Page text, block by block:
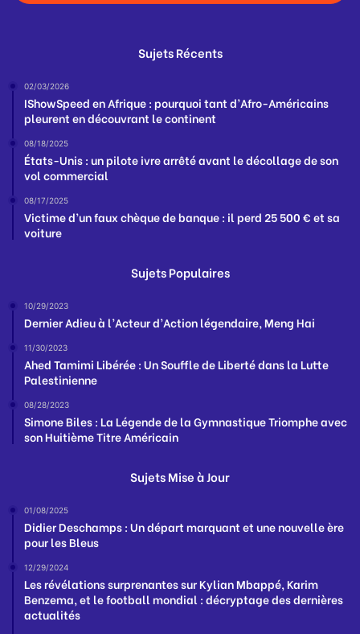
Sujets Récents
02/03/2026
IShowSpeed en Afrique : pourquoi tant d’Afro-Américains
pleurent en découvrant le continent
08/18/2025
États-Unis : un pilote ivre arrêté avant le décollage de son
vol commercial
08/17/2025
Victime d’un faux chèque de banque : il perd 25 500 € et sa
voiture
Sujets Populaires
10/29/2023
Dernier Adieu à l’Acteur d’Action légendaire, Meng Hai
11/30/2023
Ahed Tamimi Libérée : Un Souffle de Liberté dans la Lutte
Palestinienne
08/28/2023
Simone Biles : La Légende de la Gymnastique Triomphe avec
son Huitième Titre Américain
Sujets Mise à Jour
01/08/2025
Didier Deschamps : Un départ marquant et une nouvelle ère
pour les Bleus
12/29/2024
Les révélations surprenantes sur Kylian Mbappé, Karim
Benzema, et le football mondial : décryptage des dernières
actualités